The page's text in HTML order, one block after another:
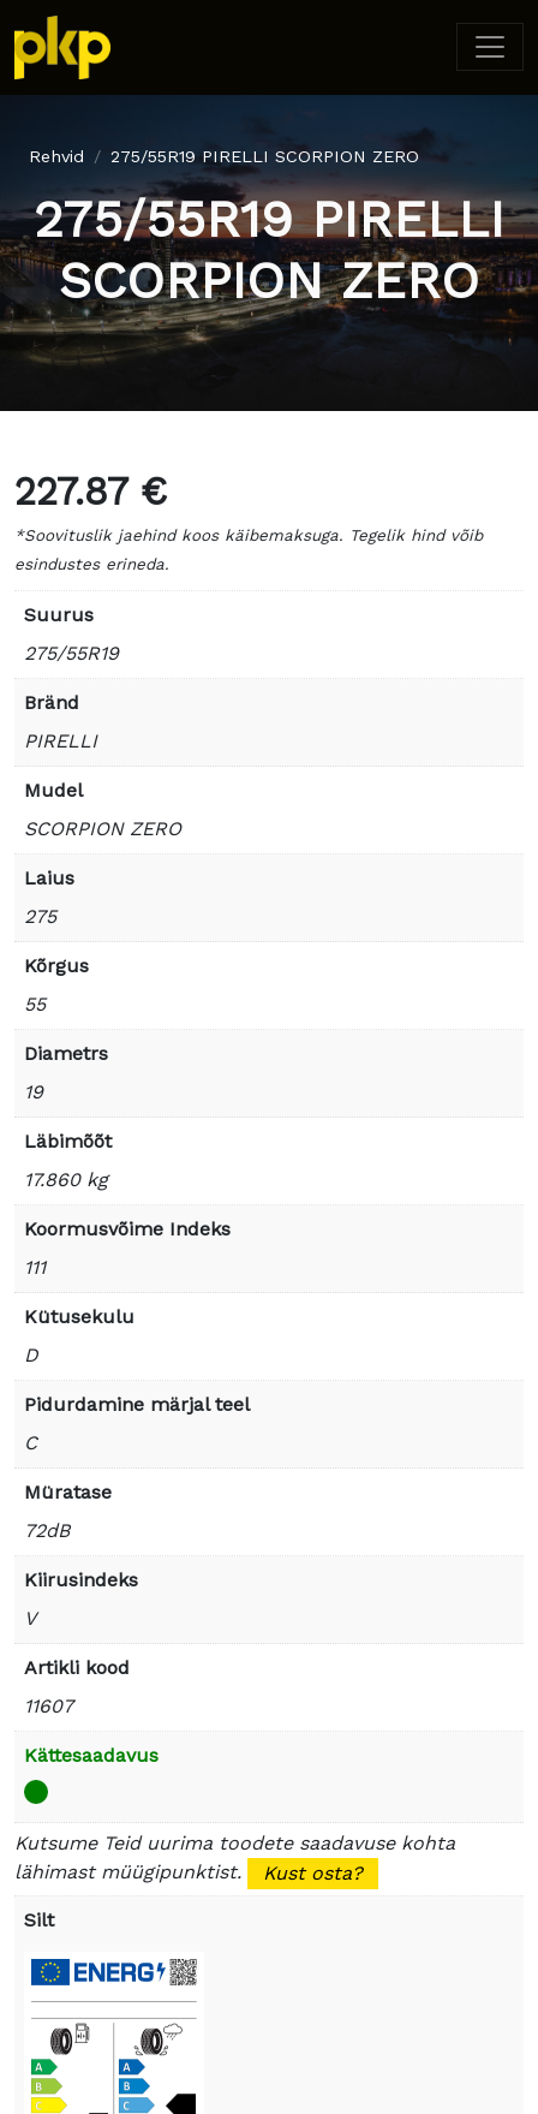
Rehvid 275/55R19 PIRELLI SCORPION ZERO
275/55R19 PIRELLI
SCORPION ZERO
227.87 €
*Soovituslik jaehind koos käibemaksuga. Tegelik hind võib
esindustes erineda.
Suurus
275/55R19
Bränd
PIRELLI
Mudel
SCORPION ZERO
Laius
275
Kõrgus
55
Diametrs
19
Läbimõõt
17.860 kg
Koormusvõime Indeks
111
Kütusekulu
D
Pidurdamine märjal teel
C
Müratase
72dB
Kiirusindeks
V
Artikli kood
11607
Kättesaadavus
Kutsume Teid uurima toodete saadavuse kohta
lähimast müügipunktist.
Kust osta?
Silt